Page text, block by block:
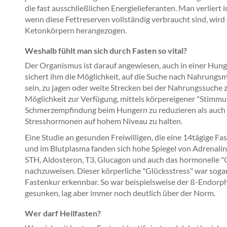
die fast ausschließlichen Energielieferanten. Man verliert
wenn diese Fettreserven vollständig verbraucht sind,
Ketonkörpern herangezogen.
Weshalb fühlt man sich durch Fasten so vital?
Der Organismus ist darauf angewiesen, auch in einer
sichert ihm die Möglichkeit, auf die Suche nach
sein, zu jagen oder weite Strecken bei der
Möglichkeit zur Verfügung, mittels körpereigener
Schmerzempfindung beim Hungern zu reduzieren als
Stresshormonen auf hohem Niveau zu halten.
Eine Studie an gesunden Freiwilligen, die eine 14tägige
und im Blutplasma fanden sich hohe Spiegel von
STH, Aldosteron, T3, Glucagon und auch das
nachzuweisen. Dieser körperliche "Glücksstress" war
Fastenkur erkennbar. So war beispielsweise der ß-
gesunken, lag aber immer noch deutlich über der Norm.
Wer darf Heilfasten?